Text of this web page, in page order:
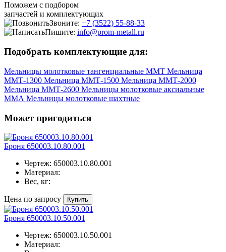
Поможем с подбором
запчастей и комплектующих
Звоните: +7 (3522) 55-88-33
Пишите: info@prom-metall.ru
Подобрать комплектующие для:
Мельницы молотковые тангенциальные ММТ Мельница
ММТ-1300 Мельница ММТ-1500 Мельница ММТ-2000
Мельница ММТ-2600 Мельницы молотковые аксиальные
ММА Мельницы молотковые шахтные
Может пригодиться
Броня 650003.10.80.001
Чертеж: 650003.10.80.001
Материал:
Вес, кг:
Цена по запросу Купить
Броня 650003.10.50.001
Чертеж: 650003.10.50.001
Материал: